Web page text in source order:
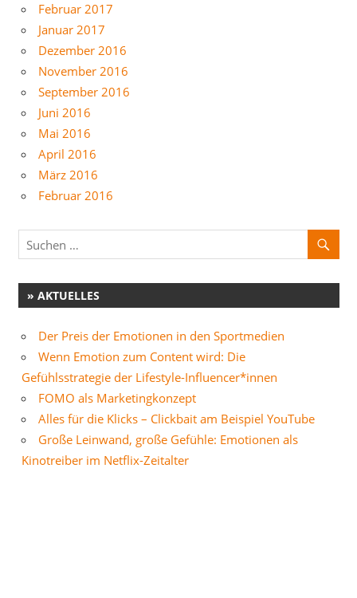
Februar 2017
Januar 2017
Dezember 2016
November 2016
September 2016
Juni 2016
Mai 2016
April 2016
März 2016
Februar 2016
» AKTUELLES
Der Preis der Emotionen in den Sportmedien
Wenn Emotion zum Content wird: Die
Gefühlsstrategie der Lifestyle-Influencer*innen
FOMO als Marketingkonzept
Alles für die Klicks – Clickbait am Beispiel YouTube
Große Leinwand, große Gefühle: Emotionen als
Kinotreiber im Netflix-Zeitalter